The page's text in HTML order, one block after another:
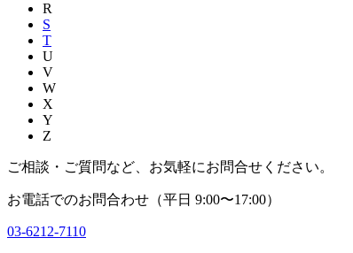
R
S
T
U
V
W
X
Y
Z
ご相談・ご質問など、お気軽にお問合せください。
お電話でのお問合わせ（平日 9:00〜17:00）
03-6212-7110